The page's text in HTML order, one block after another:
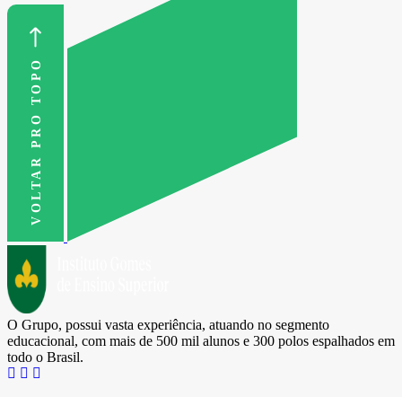
VOLTAR PRO TOPO
O Grupo, possui vasta experiência, atuando no segmento
educacional, com mais de 500 mil alunos e 300 polos espalhados em
todo o Brasil.